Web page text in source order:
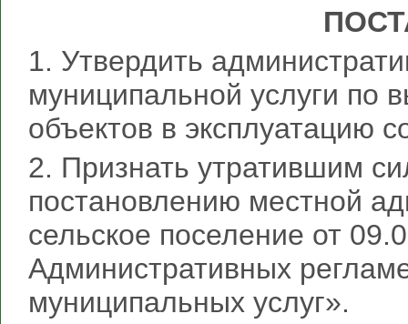
1. Утвердить
муниципальной услуги по
объектов в эксплуатацию
2. Признать утратившим
постановлению местной
сельское поселение от
Административных
муниципальных услуг».